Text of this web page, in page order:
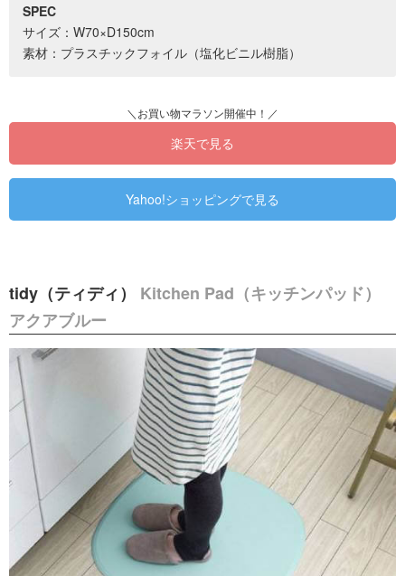
SPEC
サイズ：W70×D150cm
素材：プラスチックフォイル（塩化ビニル樹脂）
楽天で見る
Yahoo!ショッピングで見る
tidy（ティディ） Kitchen Pad（キッチンパッド）
アクアブルー